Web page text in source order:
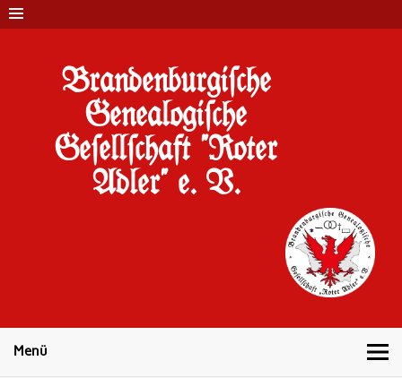
Brandenburgi#che
Genealogi#che
Ge#ell#chaft "Roter
Adler" e. V.
Menü